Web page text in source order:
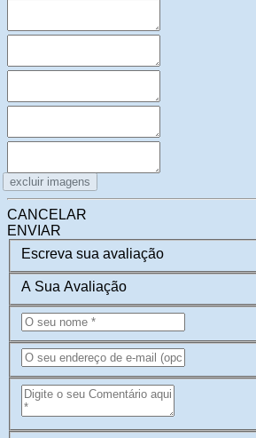
excluir imagens
CANCELAR
ENVIAR
Escreva sua avaliação
A Sua Avaliação